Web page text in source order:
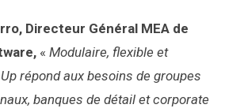
Directeur Général MEA de
« Modulaire, flexible et
répond aux besoins de groupes
banques de détail et corporate